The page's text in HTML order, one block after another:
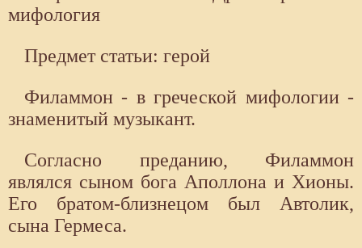
мифология
Предмет статьи: герой
Филаммон - в греческой мифологии -
знаменитый музыкант.
Согласно преданию, Филаммон
являлся сыном бога Аполлона и Хионы.
Его братом-близнецом был Автолик,
сына Гермеса.